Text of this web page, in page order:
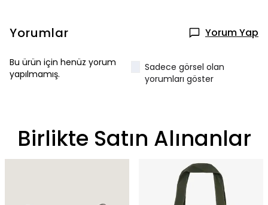
Yorumlar Yorum Yap
Bu ürün için henüz yorum
yapılmamış.
Sadece görsel olan
yorumları göster
Birlikte Satın Alınanlar